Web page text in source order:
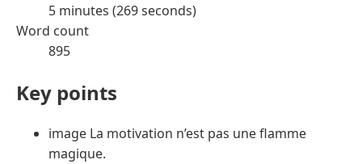
5 minutes (269 seconds)
Word count
895
Key points
image La motivation n’est pas une flamme
magique.